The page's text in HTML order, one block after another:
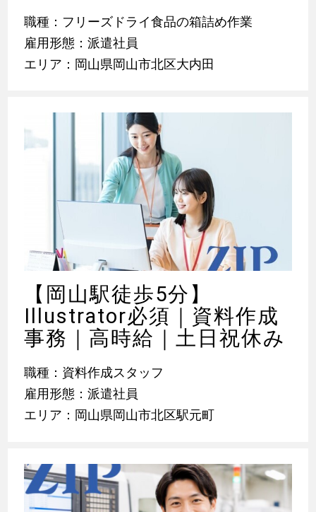
職種：フリーズドライ食品の箱詰め作業
雇用形態：派遣社員
エリア：岡山県岡山市北区大内田
【岡山駅徒歩5分】
Illustrator必須｜資料作成
事務｜高時給｜土日祝休み
職種：資料作成スタッフ
雇用形態：派遣社員
エリア：岡山県岡山市北区駅元町